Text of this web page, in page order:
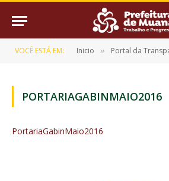
VOCÊ ESTÁ EM: Inicio » Portal da
PORTARIAGABINMAIO2016
PortariaGabinMaio2016